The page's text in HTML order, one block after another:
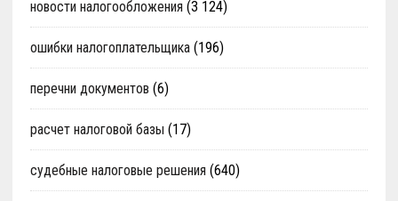
новости налогообложения (3 124)
ошибки налогоплательщика(196)
перечни документов (6)
расчет налоговой базы (17)
судебные налоговые решения (640)